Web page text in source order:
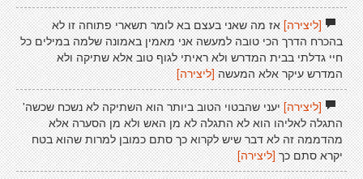
[ליצירה]אז מה שאני בעצם בא לומר תשארי פתוחה זו לא
בהכרח הדרך הכי טובה למעשה אני מאמין באמונה שלמה במילים כל
חיי גדלתי בבית המדרש ולא ראיתי לגוף טוב אלא שתיקה ולא
המדרש עיקר אלא המעשה [ליצירה]
[ליצירה]יעני שהבטוי הטוב ביותר הוא השתיקה לא נשכח שכשה'
התגלה לאליהו הוא לא התגלה לא מן האש ולא מן הסערה אלא
מהדממה זה לא דבר שיש לקרוא כך סתם כמובן למרות שהוא בטח
יקרא סתם כך[ליצירה]